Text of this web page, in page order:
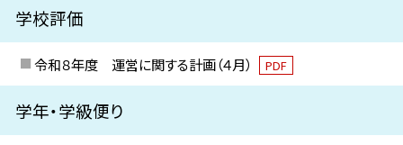
学校評価
令和８年度 運営に関する計画（４月） PDF
学年・学級便り